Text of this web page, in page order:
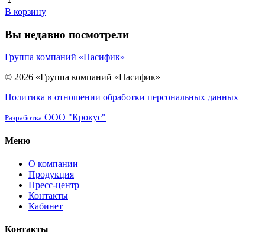
В корзину
Вы недавно посмотрели
Группа компаний «Пасифик»
© 2026 «Группа компаний «Пасифик»
Политика в отношении обработки персональных данных
Разработка ООО "Крокус"
Меню
О компании
Продукция
Пресс-центр
Контакты
Кабинет
Контакты